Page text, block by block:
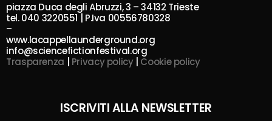
piazza Duca degli Abruzzi, 3 – 34132 Trieste
tel. 040 3220551 | P.Iva 00556780328
–
www.lacappellaunderground.org
info@sciencefictionfestival.org
Trasparenza
Privacy policy| Cookie policy
ISCRIVITI ALLA NEWSLETTER